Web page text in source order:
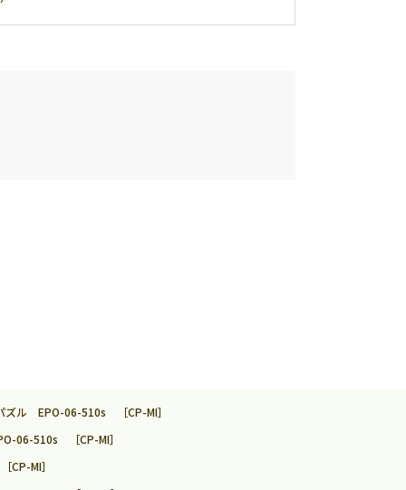
ル EPO-06-510s ［CP-MI］
06-510s ［CP-MI］
MI］